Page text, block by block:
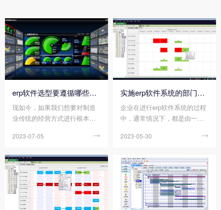
erp软件选型要遵循哪些基本原则?
现如今，如果我们想要对制造
业传统的经营方式进行根本性
化、科学化，应用erp软件就是
助企业实现信息化管理，非常
利于以后的长期可持续性发
展。因此，为了帮助您更好地
选型到合适您使用的erp软件，
我们在选型时需要遵循一些基
2023-07-05 
实施erp软件系统的部门应满足哪些要求?
企业在进行erp软件系统的过程
中，通常情况下，都是由一个
软件系统项目已经启动了，却
都有在参与，但是缺少一个全
力推动项目的人，将很难在预
计的时间内成功上线erp软件系
统。然而，实施erp软件系统的
部门也并不是随随便便找个部
2023-05-30 